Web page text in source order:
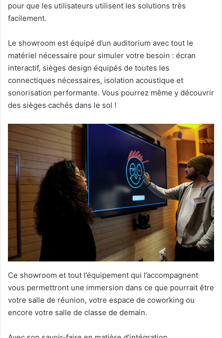
pour que les utilisateurs utilisent les solutions très
facilement.
Le showroom est équipé d’un auditorium avec tout le
matériel nécessaire pour simuler votre besoin : écran
interactif, sièges design équipés de toutes les
connectiques nécessaires, isolation acoustique et
sonorisation performante. Vous pourrez même y découvrir
des sièges cachés dans le sol !
Ce showroom et tout l’équipement qui l’accompagnent
vous permettront une immersion dans ce que pourrait être
votre salle de réunion, votre espace de coworking ou
encore votre salle de classe de demain.